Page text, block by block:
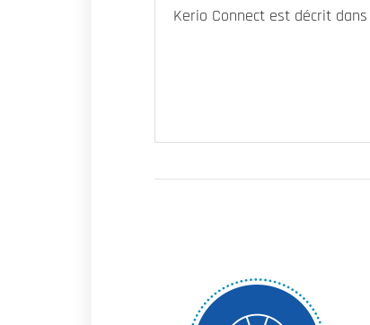
Kerio Connect est décrit dans